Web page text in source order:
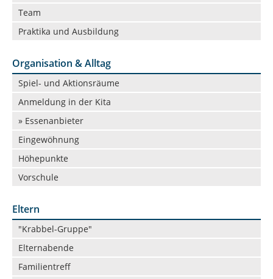
Team
Praktika und Ausbildung
Organisation & Alltag
Navigation
überspringen
Spiel- und Aktionsräume
Anmeldung in der Kita
» Essenanbieter
Eingewöhnung
Höhepunkte
Vorschule
Eltern
Navigation
überspringen
"Krabbel-Gruppe"
Elternabende
Familientreff
Vermietung
Datenschutz in der Beratungsstelle